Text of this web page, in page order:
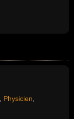
Physicien